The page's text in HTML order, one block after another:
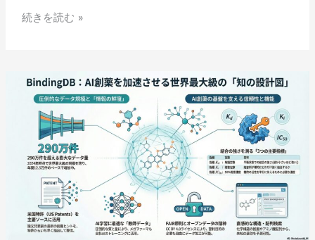
蓄
を
続きを読む »
BindingDB
は？
薬
を
さ
せ